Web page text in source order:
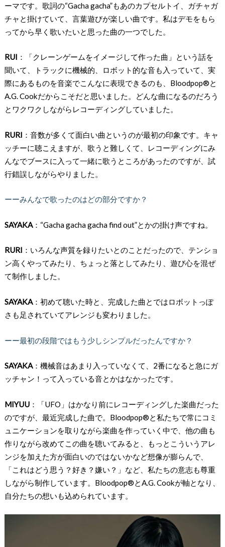
ーマです。歌詞の“Gacha gacha”もあのカプセルトイ、ガチャガ
チャと掛けていて、言葉遊びが楽しい曲です。私はデモをもら
ってから早く歌いたいと思った曲の一つでした。
RUI ：「クレーンゲームをイメージして作った曲」という話を
聞いて、トラックに機械的、ロボット的な音も入っていて、実
際にあるものを音楽でこんなに表現できるのも、Bloodpop®️と
A.G. Cookだからこそだと思いました。どんな曲になるのだろう
とワクワクしながらレコーディングしていました。
RURI ：音数が多くて面白い曲というのが最初の印象です。キャ
ッチーに聴こえますが、歌うと難しくて、レコーディングにみ
んなでブースに入って一緒に歌うところがあったのですが、試
行錯誤しながらやりました。
ーーみんなで歌ったのはどの部分ですか？
SAYAKA：“Gacha gacha gacha find out”とかの掛け声ですね。
RURI ：いろんな声質を録りたいとのことだったので、テンショ
ン高くやってみたり、ちょっと落としてみたり、遊び心を混ぜ
て制作しました。
SAYAKA：初めて聴いた時と、完成した曲とではロボットっぽ
さも足されていてアレンジも変わりました。
ーー最初の段階ではもう少しシンプルだったんですか？
SAYAKA：機械音はあまり入っていなくて、2番になると急にガ
ッチャン！って入っている音とかはなかったです。
MIYUU：「UFO」はかなり前にレコーディングした楽曲だった
のですが、最近完成した曲で。Bloodpop®️と私たちで常にコミ
ュニケーションを取りながら楽曲を作っていく中で、他の曲も
作りながら改めてこの曲を聴いてみると、もっとこういうアレ
ンジを加えた方が面白いのではないかなど想像が膨らんで、
「これはどう思う？好き？嫌い？」など、私たちの意志も尊重
しながら制作しています。Bloodpop®️とA.G. Cookが軸となり、
自分たちの想いも込められています。